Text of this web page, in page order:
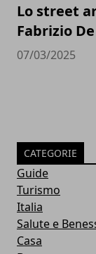
Lo street
Fabrizio
07/03/2025
CATEGORIE
Guide
Turismo
Italia
Salute e
Casa